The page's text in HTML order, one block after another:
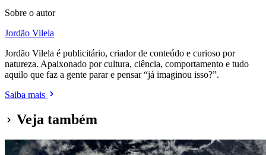
Sobre o autor
Jordão Vilela
Jordão Vilela é publicitário, criador de conteúdo e curioso por
natureza. Apaixonado por cultura, ciência, comportamento e tudo
aquilo que faz a gente parar e pensar “já imaginou isso?”.
Saiba mais
Veja também